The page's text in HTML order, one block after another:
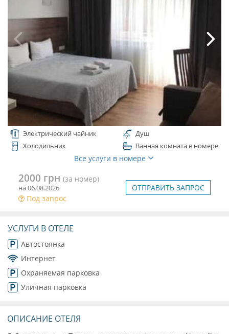
Электрический чайник
Душ
Холодильник
Ванная комната в номере
Все услуги в номере
2000 грн (за номер)
на 06.08.2026
Под запрос
ОТПРАВИТЬ ЗАПРОС
УСЛУГИ В ОТЕЛЕ
Автостоянка
Интернет
Охраняемая парковка
Уличная парковка
ОПИСАНИЕ ОТЕЛЯ